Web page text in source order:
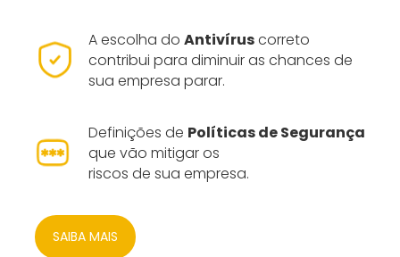
A escolha do Antivíruscorreto
contribui para diminuir as chances de
sua empresa parar.
Definições de Políticas de Segurança
que vão mitigar os
riscos de sua empresa.
SAIBA MAIS